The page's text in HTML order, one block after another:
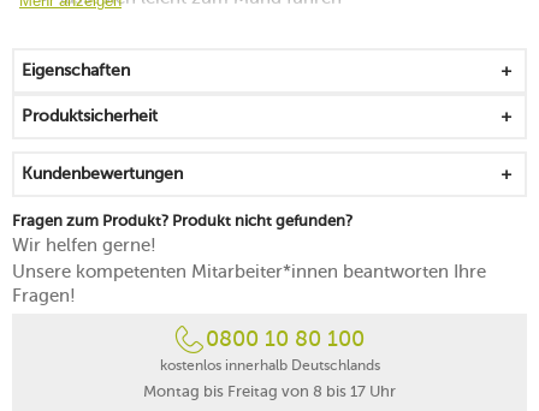
schonende Handreinigung
Eigenschaften
Produktsicherheit
Kundenbewertungen
Fragen zum Produkt? Produkt nicht gefunden?
Wir helfen gerne!
Unsere kompetenten Mitarbeiter*innen beantworten Ihre
Fragen!
0800 10 80 100
kostenlos innerhalb Deutschlands
Montag bis Freitag von 8 bis 17 Uhr